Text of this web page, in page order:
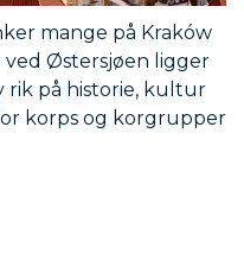
mange på Kraków
ved Østersjøen ligger
rik på historie, kultur
korps og korgrupper